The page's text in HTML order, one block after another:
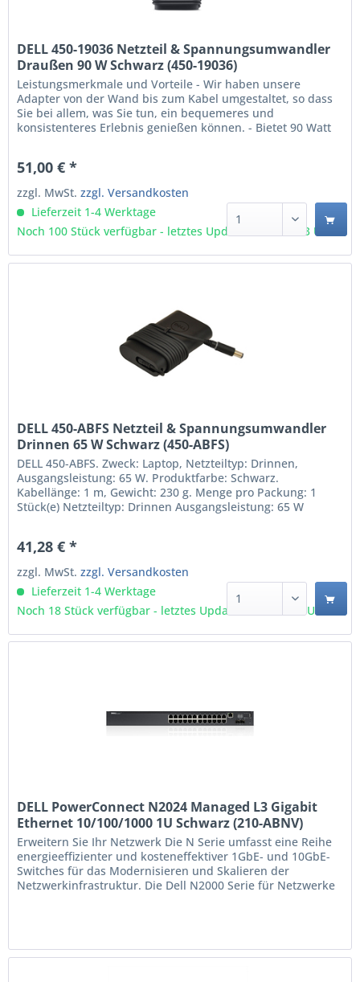
DELL 450-19036 Netzteil & Spannungsumwandler
Draußen 90 W Schwarz (450-19036)
Leistungsmerkmale und Vorteile - Wir haben unsere
Adapter von der Wand bis zum Kabel umgestaltet, so dass
Sie bei allem, was Sie tun, ein bequemeres und
konsistenteres Erlebnis genießen können. - Bietet 90 Watt
um den Adapter und spart so Platz in Ihrer Tasche. -...
51,00 € *
zzgl. MwSt.zzgl. Versandkosten
Lieferzeit 1-4 Werktage
Noch 100 Stück verfügbar - letztes Update 09.08 - 3:03 Uhr
DELL 450-ABFS Netzteil & Spannungsumwandler
Drinnen 65 W Schwarz (450-ABFS)
DELL 450-ABFS. Zweck: Laptop, Netzteiltyp: Drinnen,
Ausgangsleistung: 65 W. Produktfarbe: Schwarz.
Kabellänge: 1 m, Gewicht: 230 g. Menge pro Packung: 1
Stück(e) Netzteiltyp: Drinnen Ausgangsleistung: 65 W
qualifizierte...
41,28 € *
zzgl. MwSt.zzgl. Versandkosten
Lieferzeit 1-4 Werktage
Noch 18 Stück verfügbar - letztes Update 09.08 - 3:03 Uhr
DELL PowerConnect N2024 Managed L3 Gigabit
Ethernet 10/100/1000 1U Schwarz (210-ABNV)
Erweitern Sie Ihr Netzwerk Die N Serie umfasst eine Reihe
energieeffizienter und kosteneffektiver 1GbE- und 10GbE-
Switches für das Modernisieren und Skalieren der
Netzwerkinfrastruktur. Die Dell N2000 Serie für Netzwerke